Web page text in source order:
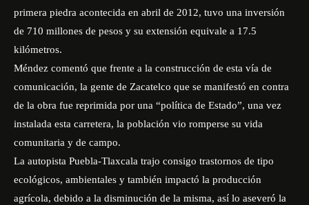
primera piedra acontecida en abril de 2012, tuvo una inversión
de 710 millones de pesos y su extensión equivale a 17.5
kilómetros.
Méndez comentó que frente a la construcción de esta vía de
comunicación, la gente de Zacatelco que se manifestó en contra
de la obra fue reprimida por una “política de Estado”, una vez
instalada esta carretera, la población vio romperse su vida
comunitaria y de campo.
La autopista Puebla-Tlaxcala trajo consigo trastornos de tipo
ecológicos, ambientales y también impactó la producción
agrícola, debido a la disminución de la misma, así lo aseveró la